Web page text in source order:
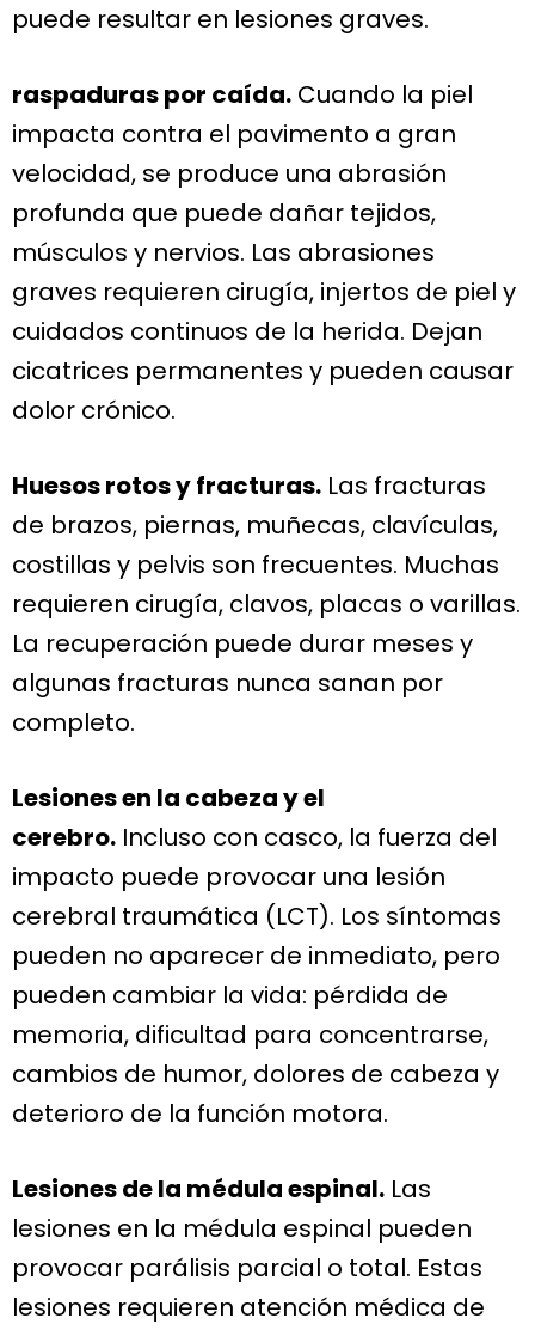
puede resultar en lesiones graves.
raspaduras por caída. Cuando la piel
impacta contra el pavimento a gran
velocidad, se produce una abrasión
profunda que puede dañar tejidos,
músculos y nervios. Las abrasiones
graves requieren cirugía, injertos de piel y
cuidados continuos de la herida. Dejan
cicatrices permanentes y pueden causar
dolor crónico.
Huesos rotos y fracturas. Las fracturas
de brazos, piernas, muñecas, clavículas,
costillas y pelvis son frecuentes. Muchas
requieren cirugía, clavos, placas o varillas.
La recuperación puede durar meses y
algunas fracturas nunca sanan por
completo.
Lesiones en la cabeza y el
cerebro. Incluso con casco, la fuerza del
impacto puede provocar una lesión
cerebral traumática (LCT). Los síntomas
pueden no aparecer de inmediato, pero
pueden cambiar la vida: pérdida de
memoria, dificultad para concentrarse,
cambios de humor, dolores de cabeza y
deterioro de la función motora.
Lesiones de la médula espinal. Las
lesiones en la médula espinal pueden
provocar parálisis parcial o total. Estas
lesiones requieren atención médica de